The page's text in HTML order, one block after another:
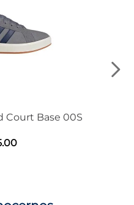
Court Base 00S
.00